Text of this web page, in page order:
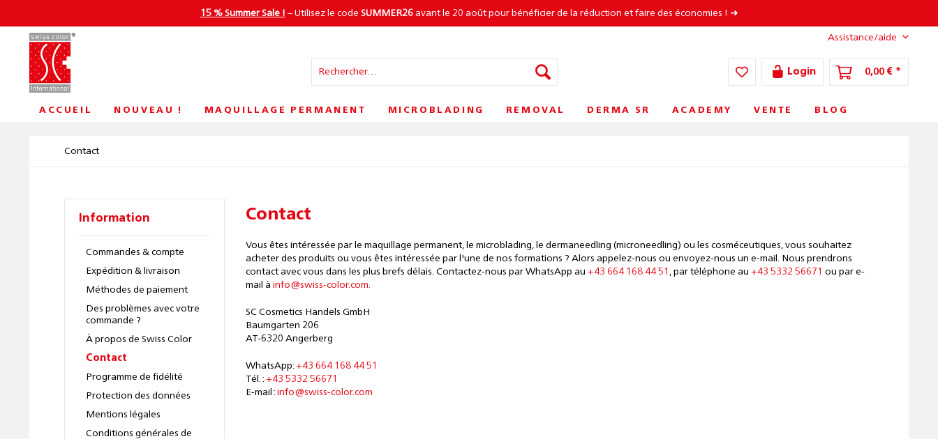
15 % Summer Sale ! – Utilisez le code SUMMER26avant le 20 août pour bénéficier de la réduction et faire des économies ! ➜
Assistance/aide
Login 0,00 € *
ACCUEIL NOUVEAU ! MAQUILLAGE PERMANENT MICROBLADING REMOVAL DERMA SR ACADEMY VENTE BLOG
Contact
Information
Commandes & compte
Expédition & livraison
Méthodes de paiement
Des problèmes avec votre
commande ?
À propos de Swiss Color
Contact
Programme de fidélité
Protection des données
Mentions légales
Conditions générales de
Contact
Vous êtes intéressée par le maquillage permanent, le microblading, le dermaneedling (microneedling) ou les cosméceutiques, vous souhaitez
acheter des produits ou vous êtes intéressée par l'une de nos formations ? Alors appelez-nous ou envoyez-nous un e-mail. Nous prendrons
contact avec vous dans les plus brefs délais. Contactez-nous par WhatsApp au +43 664 168 44 51 , par téléphone au +43 5332 56671 ou par e-
mail à info@swiss-color.com.
SC Cosmetics Handels GmbH
Baumgarten 206
AT-6320 Angerberg
WhatsApp: +43 664 168 44 51
Tél. : +43 5332 56671
E-mail : info@swiss-color.com